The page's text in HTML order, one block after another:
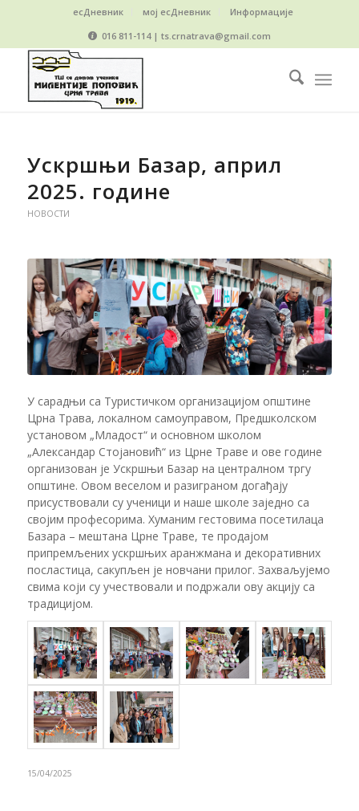
есДневник мој есДневник
Информације
016 811-114 | ts.crnatrava@gmail.com
Ускршњи Базар, април
2025. године
НОВОСТИ
У сарадњи са Туристичком организацијом општине
Црна Трава, локалном самоуправом, Предшколском
установом „Младост“ и основном школом
„Александар Стојановић“ из Црне Траве и ове године
организован је Ускршњи Базар на централном тргу
општине. Овом веселом и разиграном догађају
присуствовали су ученици и наше школе заједно са
својим професорима. Хуманим гестовима посетилаца
Базара – мештана Црне Траве, те продајом
припремљених ускршњих аранжмана и декоративних
посластица, сакупљен је новчани прилог. Захваљујемо
свима који су учествовали и подржали ову акцију са
традицијом.
15/04/2025